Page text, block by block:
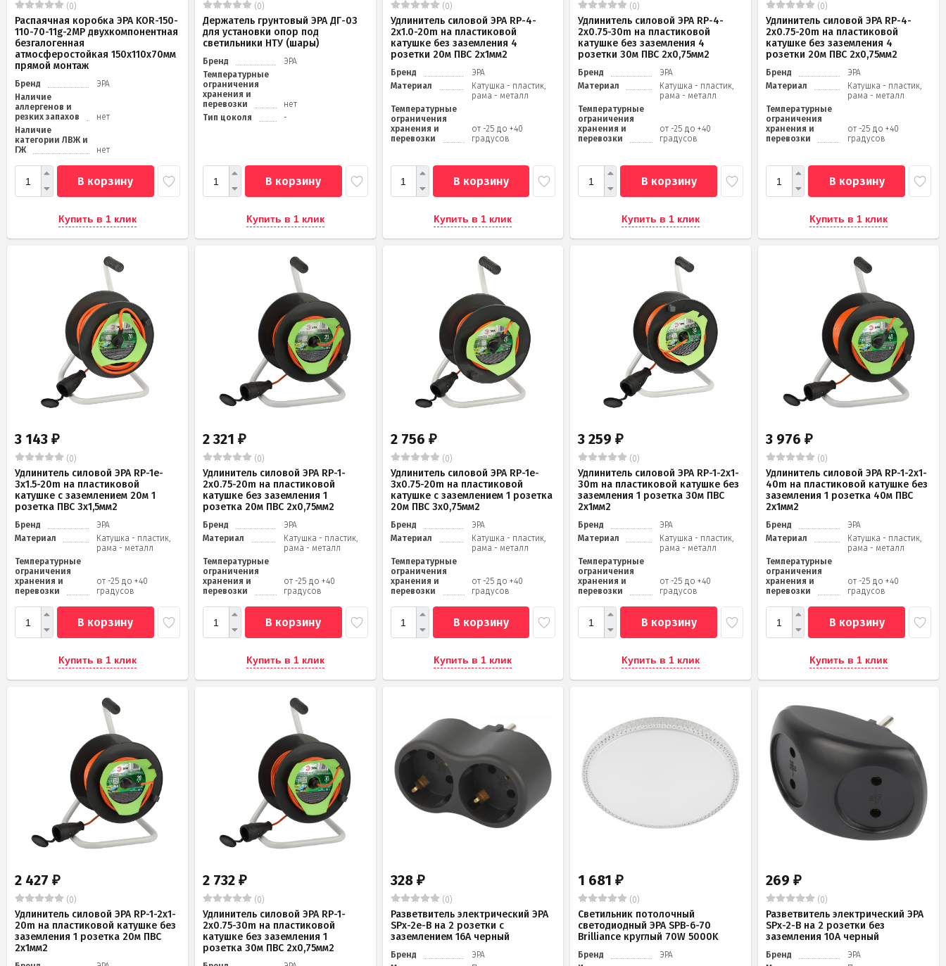
(0)
Распаячная коробка ЭРА KOR-150-
110-70-11g-2MP двухкомпонентная
безгалогенная
атмосферостойкая 150х110х70мм
прямой монтаж
Бренд
ЭРА
Наличие
аллергенов и
резких запахов
нет
Наличие
категории ЛВЖ и
ГЖ
нет
В корзину
Купить в 1 клик
(0)
Держатель грунтовый ЭРА ДГ-03
для установки опор под
светильники НТУ (шары)
Бренд
ЭРА
Температурные
ограничения
хранения и
перевозки
нет
Тип цоколя
-
В корзину
Купить в 1 клик
(0)
Удлинитель силовой ЭРА RP-4-
2x1.0-20m на пластиковой
катушке без заземления 4
розетки 20м ПВС 2х1мм2
Бренд
ЭРА
Материал
Катушка - пластик,
рама - металл
Температурные
ограничения
хранения и
перевозки
от -25 до +40
градусов
В корзину
Купить в 1 клик
(0)
Удлинитель силовой ЭРА RP-4-
2x0.75-30m на пластиковой
катушке без заземления 4
розетки 30м ПВС 2х0,75мм2
Бренд
ЭРА
Материал
Катушка - пластик,
рама - металл
Температурные
ограничения
хранения и
перевозки
от -25 до +40
градусов
В корзину
Купить в 1 клик
(0)
Удлинитель силовой ЭРА RP-4-
2x0.75-20m на пластиковой
катушке без заземления 4
розетки 20м ПВС 2х0,75мм2
Бренд
ЭРА
Материал
Катушка - пластик,
рама - металл
Температурные
ограничения
хранения и
перевозки
от -25 до +40
градусов
В корзину
Купить в 1 клик
3 143 ₽
(0)
Удлинитель силовой ЭРА RP-1e-
3x1.5-20m на пластиковой
катушке c заземлением 20м 1
розетка ПВС 3х1,5мм2
Бренд
ЭРА
Материал
Катушка - пластик,
рама - металл
Температурные
ограничения
хранения и
перевозки
от -25 до +40
градусов
В корзину
Купить в 1 клик
2 321 ₽
(0)
Удлинитель силовой ЭРА RP-1-
2x0.75-20m на пластиковой
катушке без заземления 1
розетка 20м ПВС 2х0,75мм2
Бренд
ЭРА
Материал
Катушка - пластик,
рама - металл
Температурные
ограничения
хранения и
перевозки
от -25 до +40
градусов
В корзину
Купить в 1 клик
2 756 ₽
(0)
Удлинитель силовой ЭРА RP-1e-
3х0.75-20m на пластиковой
катушке c заземлением 1 розетка
20м ПВС 3х0,75мм2
Бренд
ЭРА
Материал
Катушка - пластик,
рама - металл
Температурные
ограничения
хранения и
перевозки
от -25 до +40
градусов
В корзину
Купить в 1 клик
3 259₽
(0)
Удлинитель силовой ЭРА RP-1-2x1-
30m на пластиковой катушке без
заземления 1 розетка 30м ПВС
2x1мм2
Бренд
ЭРА
Материал
Катушка - пластик,
рама - металл
Температурные
ограничения
хранения и
перевозки
от -25 до +40
градусов
В корзину
Купить в 1 клик
3 976₽
(0)
Удлинитель силовой ЭРА RP-1-2x1-
40m на пластиковой катушке без
заземления 1 розетка 40м ПВС
2x1мм2
Бренд
ЭРА
Материал
Катушка - пластик,
рама - металл
Температурные
ограничения
хранения и
перевозки
от -25 до +40
градусов
В корзину
Купить в 1 клик
2 427 ₽
(0)
Удлинитель силовой ЭРА RP-1-2x1-
20m на пластиковой катушке без
заземления 1 розетка 20м ПВС
2х1мм2
2 732 ₽
(0)
Удлинитель силовой ЭРА RP-1-
2x0.75-30m на пластиковой
катушке без заземления 1
розетка 30м ПВС 2х0,75мм2
328 ₽
(0)
Разветвитель электрический ЭРА
SPx-2e-B на 2 розетки с
заземлением 16А черный
Бренд
ЭРА
1 681₽
(0)
Светильник потолочный
светодиодный ЭРА SPB-6-70
Brilliance круглый 70W 5000K
Бренд
ЭРА
269₽
(0)
Разветвитель электрический ЭРА
SPx-2-B на 2 розетки без
заземления 10А черный
Бренд
ЭРА